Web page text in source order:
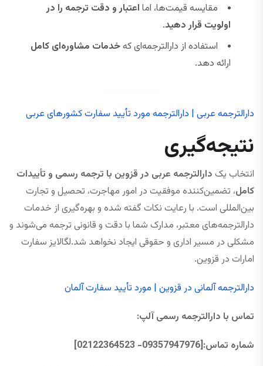
مقایسه قیمت‌ها، اما اعتبار و دقت ترجمه را در
اولویت قرار دهید.
استفاده از دارالترجمه‌ای کهخدمات مشاوره‌ای کامل
ارائه دهد.
دارالترجمه عربی | دارالترجمه مورد تأیید سفارت کشورهای عربی
نتیجه‌گیری
انتخاب یک دارالترجمه عربی در قزوین با ترجمه رسمی و تأییدات
کامل، تضمین‌کننده موفقیت در امور مهاجرت، تحصیل و تجارت
بین‌المللی است. با رعایت نکات گفته شده و بهره‌گیری از خدمات
دارالترجمه‌های معتبر، مدارک شما با دقت و قانونی ترجمه می‌شوند و
مشکلی در مسیر اداری و حقوقی ایجاد نخواهد شد.لگالایز سفارت
امارات در قزوین.
دارالترجمه آلمانی در قزوین | مورد تأیید سفارت آلمان
تماس با دارالترجمه رسمی آلپ:
شماره تماس:
[09357947976- 02122364523]